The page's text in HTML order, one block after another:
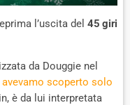
l’uscita del 45 giri
da Douggie nel
scoperto solo
è da lui interpretata